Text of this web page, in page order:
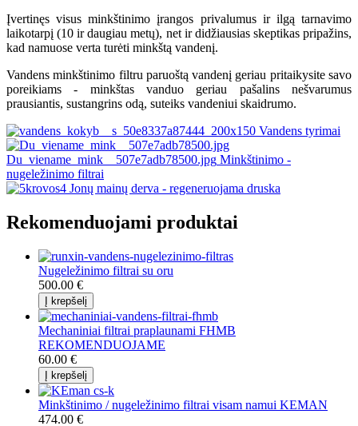
Įvertinęs visus minkštinimo įrangos privalumus ir ilgą tarnavimo
laikotarpį (10 ir daugiau metų), net ir didžiausias skeptikas pripažins,
kad namuose verta turėti minkštą vandenį.
Vandens minkštinimo filtru paruoštą vandenį geriau pritaikysite savo
poreikiams - minkštas vanduo geriau pašalins nešvarumus
prausiantis, sustangrins odą, suteiks vandeniui skaidrumo.
Vandens tyrimai
Du_viename_mink__507e7adb78500.jpg Minkštinimo -
nugeležinimo filtrai
Jonų mainų derva - regeneruojama druska
Rekomenduojami produktai
Nugeležinimo filtrai su oru
500.00 €
Mechaniniai filtrai praplaunami FHMB
REKOMENDUOJAME
60.00 €
Minkštinimo / nugeležinimo filtrai visam namui KEMAN
474.00 €